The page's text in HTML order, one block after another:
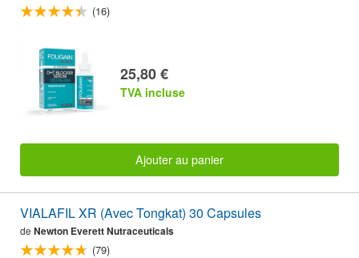
(16)
25,80 €
TVA incluse
Ajouter au panier
VIALAFIL XR (Avec Tongkat) 30 Capsules
de Newton Everett Nutraceuticals
(79)